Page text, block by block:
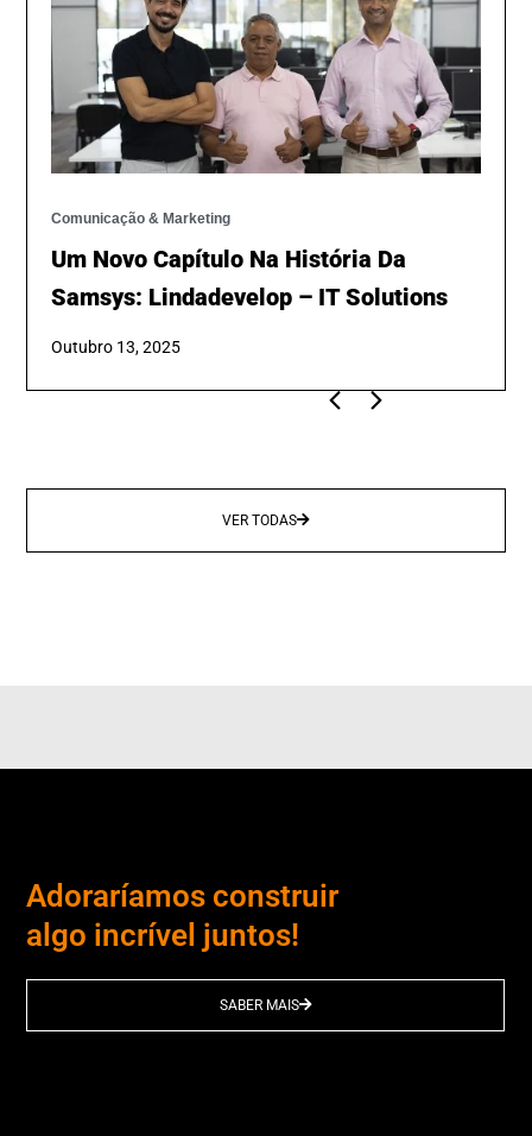
VER TODAS
Comunicação & Marketing
Um Novo Capítulo Na História Da
Samsys: Lindadevelop – IT Solutions
Outubro 13, 2025
Adoraríamos construir
algo incrível juntos!
SABER MAIS